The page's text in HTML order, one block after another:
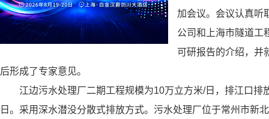
加会议。会议认真听
公司和上海市隧道工
可研报告的介绍，并
后形成了专家意见。
江边污水处理厂二期工程规模为10万立方米/日，排江口排
日。采用深水潜没分散式排放方式。污水处理厂位于常州市新